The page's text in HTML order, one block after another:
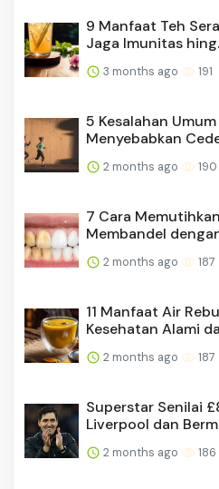
9 Manfaat Teh
Jaga Imunitas
3 months ago 191
5 Kesalahan
Menyebabkan
2 months ago 190
7 Cara
Membandel
2 months ago 187
11 Manfaat Air
Kesehatan Alami
2 months ago 187
Superstar Senilai
Liverpool dan
2 months ago 186